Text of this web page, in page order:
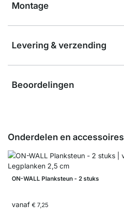
Montage
Levering & verzending
Beoordelingen
Onderdelen en accessoires
ON-WALL Planksteun - 2 stuks
vanaf € 7,25